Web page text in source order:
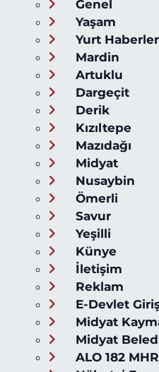
Genel
Yaşam
Yurt Haberler
Mardin
Artuklu
Dargeçit
Derik
Kızıltepe
Mazıdağı
Midyat
Nusaybin
Ömerli
Savur
Yeşilli
Künye
İletişim
Reklam
E-Devlet
Midyat
Midyat
ALO 182